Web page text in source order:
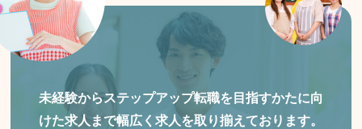
未経験からステップアップ転職を目指すかたに向
けた求人まで幅広く求人を取り揃えております。